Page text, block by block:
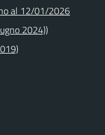
al 12/01/2026
2024))